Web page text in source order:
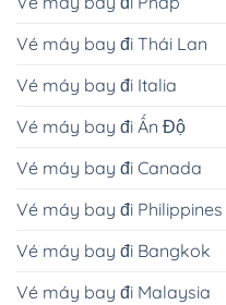
Vé máy bay đi Thái Lan
Vé máy bay đi Italia
Vé máy bay đi Ấn Độ
Vé máy bay đi Canada
Vé máy bay đi Philippines
Vé máy bay đi Bangkok
Vé máy bay đi Malaysia